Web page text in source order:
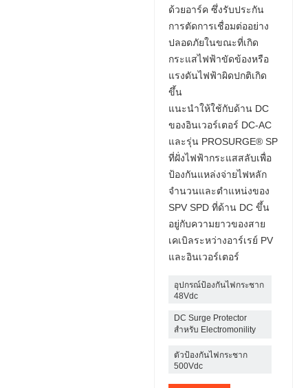
ด้วยอาร์ค ซึ่งรับประกัน
การตัดการเชื่อมต่ออย่าง
ปลอดภัยในขณะที่เกิด
กระแสไฟฟ้าขัดข้องหรือ
แรงดันไฟฟ้าผิดปกติเกิด
ขึ้น
แนะนำให้ใช้กับด้าน DC
ของอินเวอร์เตอร์ DC-AC
และรุ่น PROSURGE® SP
ที่ฝั่งไฟฟ้ากระแสสลับเพื่อ
ป้องกันแหล่งจ่ายไฟหลัก
จำนวนและตำแหน่งของ
SPV SPD ที่ด้าน DC ขึ้น
อยู่กับความยาวของสาย
เคเบิลระหว่างอาร์เรย์ PV
และอินเวอร์เตอร์
อุปกรณ์ป้องกันไฟกระชาก
48Vdc
DC Surge Protector
สำหรับ Electromonility
ตัวป้องกันไฟกระชาก
500Vdc